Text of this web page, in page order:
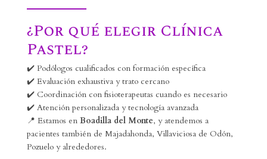
¿Por qué elegir Clínica
Pastel?
✔️ Podólogos cualificados con formación específica
✔️ Evaluación exhaustiva y trato cercano
✔️ Coordinación con fisioterapeutas cuando es necesario
✔️ Atención personalizada y tecnología avanzada
📍 Estamos en Boadilla del Monte, y atendemos a
pacientes también de Majadahonda, Villaviciosa de Odón,
Pozuelo y alrededores.